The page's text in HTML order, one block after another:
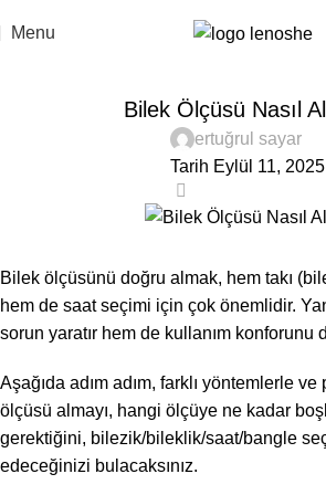
Menu
Bilek Ölçüsü Nasıl
ertuğrul sayar
Tarih Eylül 11, 2025
Bilek ölçüsünü doğru almak, hem takı
hem de saat seçimi için çok önemlidir.
sorun yaratır hem de kullanım konforunu
Aşağıda adım adım, farklı yöntemlerle
ölçüsü almayı, hangi ölçüye ne kadar
gerektiğini, bilezik/bileklik/saat/bangle
edeceğinizi bulacaksınız.